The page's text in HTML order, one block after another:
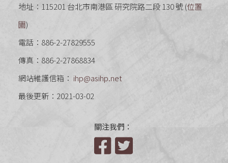
地址：115201 台北市南港區 研究院路二段 130 號 (位置
圖)
電話：886-2-27829555
傳真：886-2-27868834
網站維護信箱： ihp@asihp.net
最後更新：2021-03-02
關注我們：
Facebook